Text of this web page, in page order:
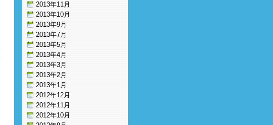
2013年11月
2013年10月
2013年9月
2013年7月
2013年5月
2013年4月
2013年3月
2013年2月
2013年1月
2012年12月
2012年11月
2012年10月